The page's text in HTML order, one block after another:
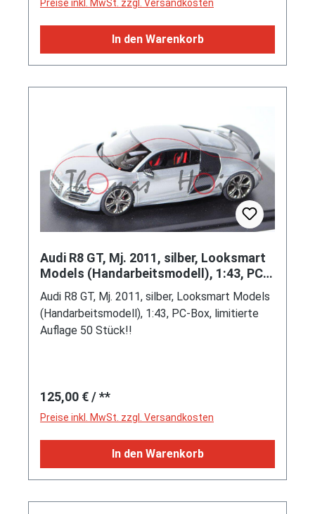
Preise inkl. MwSt. zzgl. Versandkosten
In den Warenkorb
Audi R8 GT, Mj. 2011, silber, Looksmart
Models (Handarbeitsmodell), 1:43, PC-
Box, limitierte Auflage
Audi R8 GT, Mj. 2011, silber, Looksmart Models
(Handarbeitsmodell), 1:43, PC-Box, limitierte
Auflage 50 Stück!!
Regulärer Preis:
125,00 €/ **
Preise inkl. MwSt. zzgl. Versandkosten
In den Warenkorb